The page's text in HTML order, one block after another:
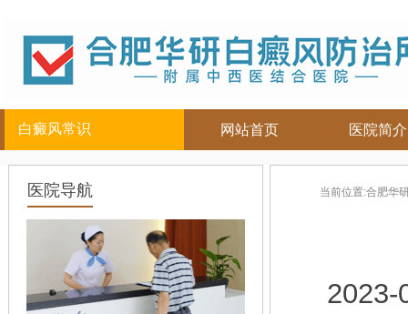
白癜风常识
儿童
女性
老年
头部
背部
网站首页 医院简介
医院导航 当前位置:合肥华
2023-